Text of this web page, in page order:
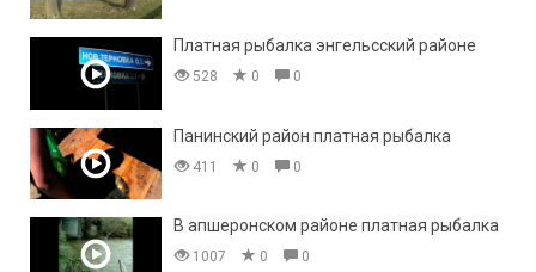
Платная рыбалка энгельсский районе
528 0 0
Панинский район платная рыбалка
411 0 0
В апшеронском районе платная рыбалка
1007 0 0